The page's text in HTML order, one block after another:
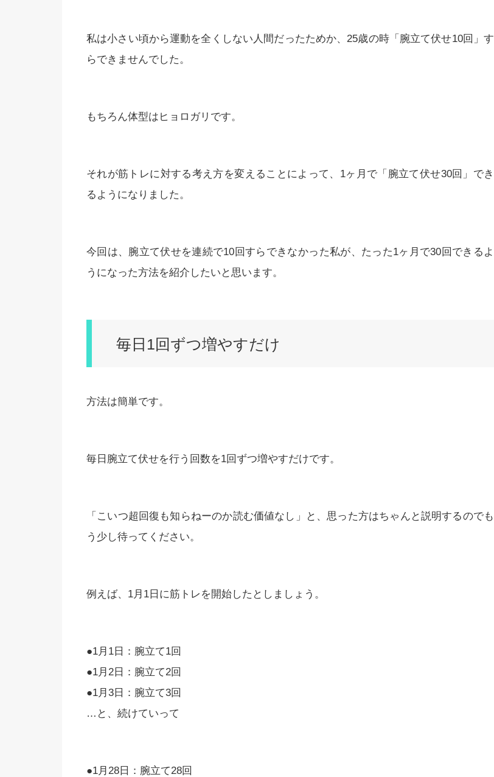
私は小さい頃から運動を全くしない人間だったためか、25歳の時「腕立て伏せ10回」す
らできませんでした。
もちろん体型はヒョロガリです。
それが筋トレに対する考え方を変えることによって、1ヶ月で「腕立て伏せ30回」でき
るようになりました。
今回は、腕立て伏せを連続で10回すらできなかった私が、たった1ヶ月で30回できるよ
うになった方法を紹介したいと思います。
毎日1回ずつ増やすだけ
方法は簡単です。
毎日腕立て伏せを行う回数を1回ずつ増やすだけです。
「こいつ超回復も知らねーのか読む価値なし」と、思った方はちゃんと説明するのでも
う少し待ってください。
例えば、1月1日に筋トレを開始したとしましょう。
●1月1日：腕立て1回
●1月2日：腕立て2回
●1月3日：腕立て3回
…と、続けていって
●1月28日：腕立て28回